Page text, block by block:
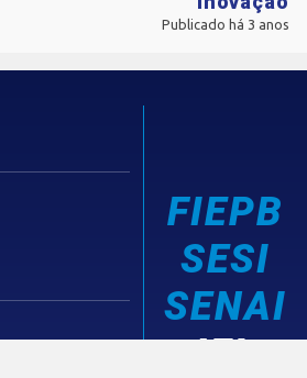
Publicado há 3 anos
FIEPB
SESI
SENAI
IEL